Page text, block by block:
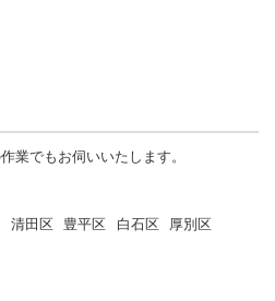
業でもお伺いいたします。
清田区 豊平区 白石区 厚別区